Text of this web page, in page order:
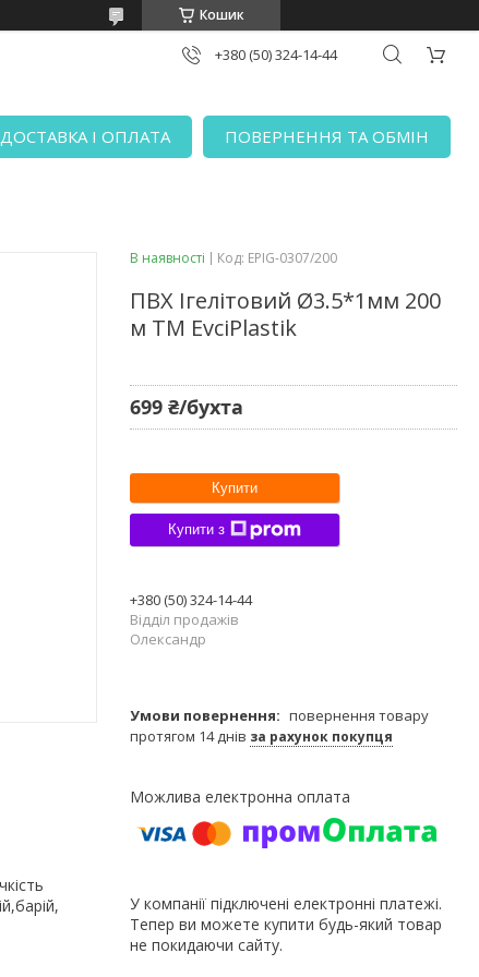
Кошик
+380 (50) 324-14-44
ДОСТАВКА І ОПЛАТА ПОВЕРНЕННЯ ТА ОБМІН
В наявності Код: EPIG-0307/200
ПВХ Ігелітовий Ø3.5*1мм 200
м ТМ EvciPlastik
699 ₴/бухта
Купити
Купити з
+380 (50) 324-14-44
Відділ продажів
Олександр
повернення товару
протягом 14 днів за рахунок покупця
У компанії підключені електронні платежі.
Тепер ви можете купити будь-який товар
не покидаючи сайту.